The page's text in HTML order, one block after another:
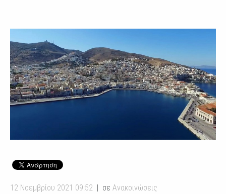
12 Νοεμβρίου 2021 09:52 σε Ανακοινώσεις